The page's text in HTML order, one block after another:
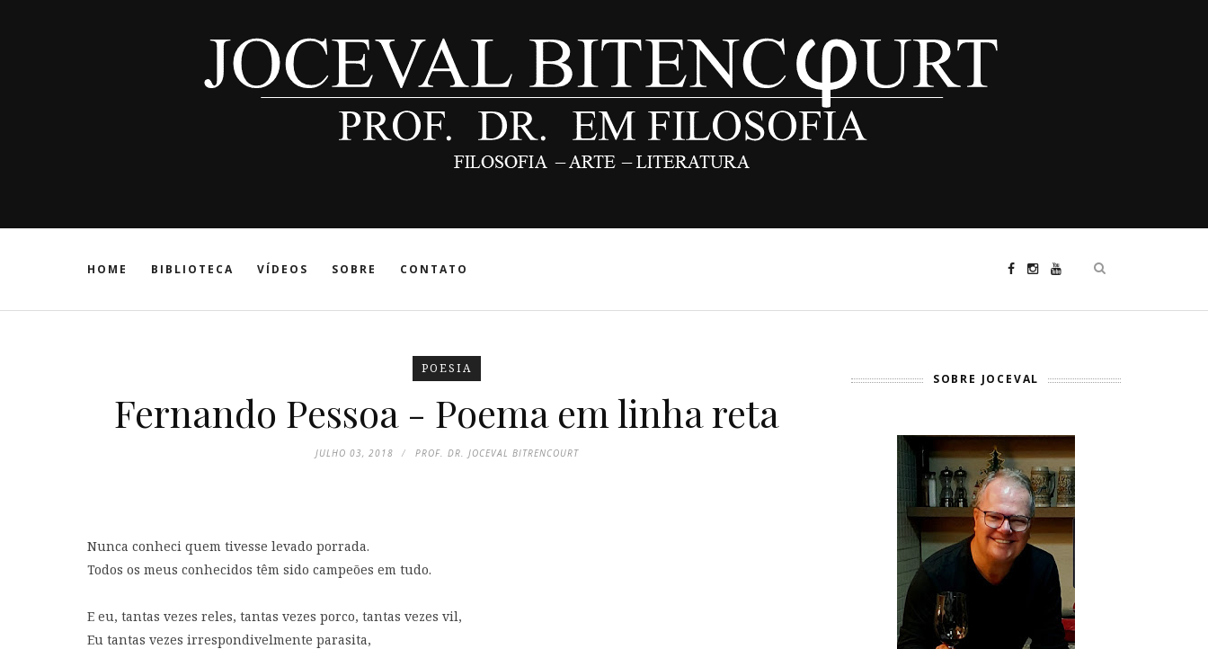
HOME BIBLIOTECA VÍDEOS SOBRE CONTATO
POESIA
Fernando Pessoa - Poema em linha reta
JULHO 03, 2018 PROF. DR. JOCEVAL BITRENCOURT
Nunca conheci quem tivesse levado porrada.
Todos os meus conhecidos têm sido campeões em tudo.
E eu, tantas vezes reles, tantas vezes porco, tantas vezes vil,
Eu tantas vezes irrespondivelmente parasita,
SOBRE JOCEVAL